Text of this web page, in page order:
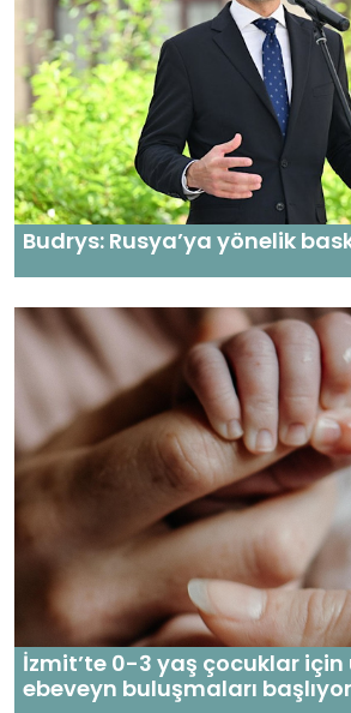
Budrys: Rusya’ya yönelik
İzmit’te 0-3 yaş çocuklar için
ebeveyn buluşmaları başlıyor